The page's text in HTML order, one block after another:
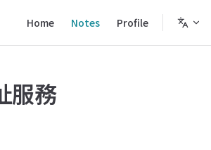
Home Notes Profile
服務